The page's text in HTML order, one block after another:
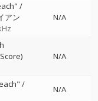
/
アン
N/A
N/A
/
N/A